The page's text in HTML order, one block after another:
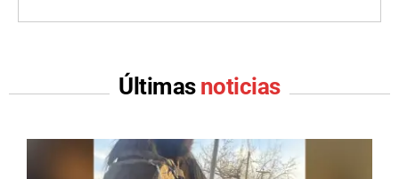
Últimas noticias